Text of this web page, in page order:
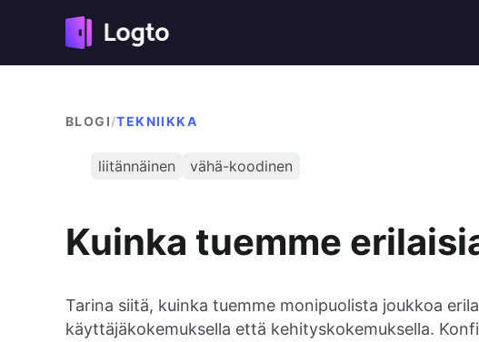
BLOGI/TEKNIIKKA
liitännäinen vähä-koodinen
Kuinka tuemme
Tarina siitä, kuinka tuemme monipuolista joukkoa
käyttäjäkokemuksella että kehityskokemuksella.